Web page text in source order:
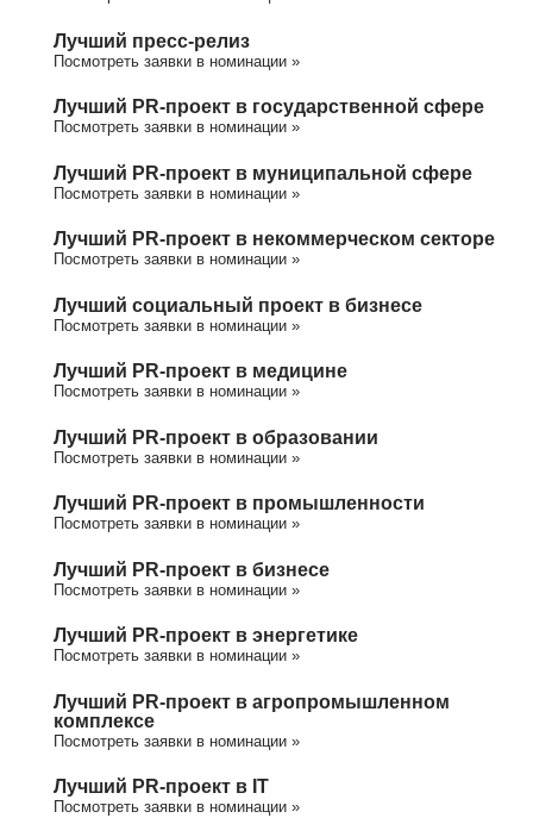
Лучший пресс-релиз
Посмотреть заявки в номинации »
Лучший PR-проект в государственной сфере
Посмотреть заявки в номинации »
Лучший PR-проект в муниципальной сфере
Посмотреть заявки в номинации »
Лучший PR-проект в некоммерческом секторе
Посмотреть заявки в номинации »
Лучший социальный проект в бизнесе
Посмотреть заявки в номинации »
Лучший PR-проект в медицине
Посмотреть заявки в номинации »
Лучший PR-проект в образовании
Посмотреть заявки в номинации »
Лучший PR-проект в промышленности
Посмотреть заявки в номинации »
Лучший PR-проект в бизнесе
Посмотреть заявки в номинации »
Лучший PR-проект в энергетике
Посмотреть заявки в номинации »
Лучший PR-проект в агропромышленном
комплексе
Посмотреть заявки в номинации »
Лучший PR-проект в IT
Посмотреть заявки в номинации »